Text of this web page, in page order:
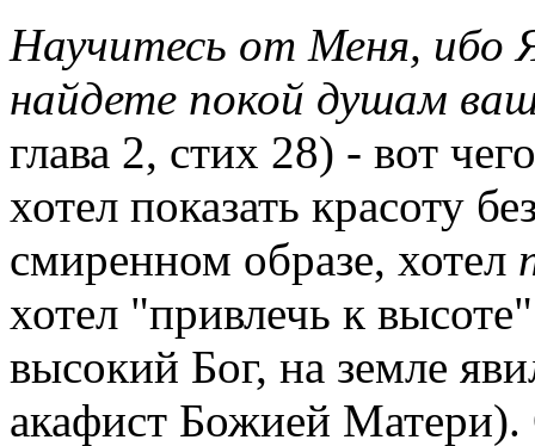
Научитесь от Меня, ибо
найдете покой душам
глава 2, стих 28) - вот
хотел показать красоту
смиренном образе, хотел
хотел "привлечь к
высокий Бог, на земле
акафист Божией